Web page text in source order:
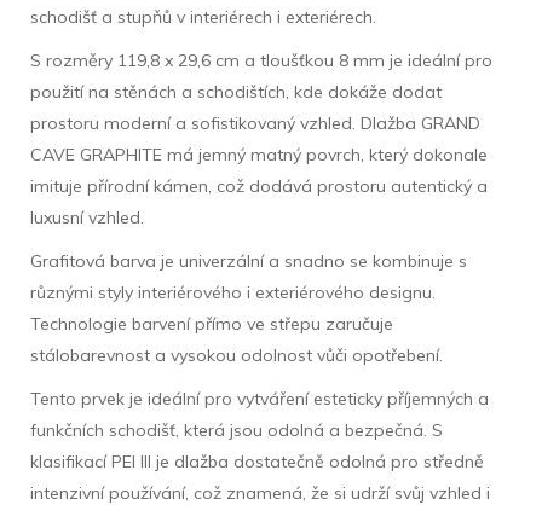
schodišť a stupňů v interiérech i exteriérech.
S rozměry 119,8 x 29,6 cm a tloušťkou 8 mm je ideální pro
použití na stěnách a schodištích, kde dokáže dodat
prostoru moderní a sofistikovaný vzhled. Dlažba GRAND
CAVE GRAPHITE má jemný matný povrch, který dokonale
imituje přírodní kámen, což dodává prostoru autentický a
luxusní vzhled.
Grafitová barva je univerzální a snadno se kombinuje s
různými styly interiérového i exteriérového designu.
Technologie barvení přímo ve střepu zaručuje
stálobarevnost a vysokou odolnost vůči opotřebení.
Tento prvek je ideální pro vytváření esteticky příjemných a
funkčních schodišť, která jsou odolná a bezpečná. S
klasifikací PEI III je dlažba dostatečně odolná pro středně
intenzivní používání, což znamená, že si udrží svůj vzhled i